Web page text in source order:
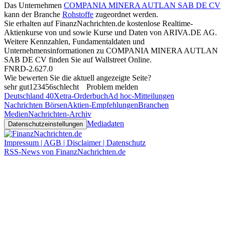
Das Unternehmen COMPANIA MINERA AUTLAN SAB DE CV
kann der Branche Rohstoffe zugeordnet werden.
Sie erhalten auf FinanzNachrichten.de kostenlose Realtime-
Aktienkurse von und sowie Kurse und Daten von ARIVA.DE AG.
Weitere Kennzahlen, Fundamentaldaten und
Unternehmensinformationen zu COMPANIA MINERA AUTLAN
SAB DE CV finden Sie aufWallstreet Online.
FNRD-2.627.0
Wie bewerten Sie die aktuell angezeigte Seite?
sehr gut1 23456schlecht
Problem melden
Deutschland 40Xetra-OrderbuchAd hoc-Mitteilungen
Nachrichten BörsenAktien-EmpfehlungenBranchen
MedienNachrichten-Archiv
Datenschutzeinstellungen Mediadaten
Impressum | AGB | Disclaimer | Datenschutz
RSS-News von FinanzNachrichten.de